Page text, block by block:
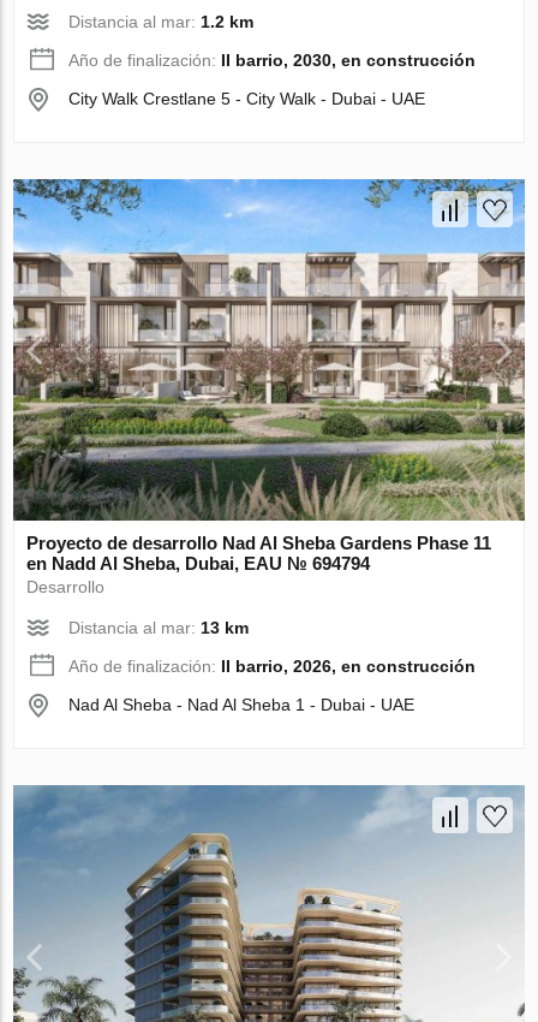
Distancia al mar: 1.2 km
Año de finalización: II barrio, 2030, en construcción
City Walk Crestlane 5 - City Walk - Dubai - UAE
Proyecto de desarrollo Nad Al Sheba Gardens Phase 11
en Nadd Al Sheba, Dubai, EAU № 694794
Desarrollo
Distancia al mar: 13 km
Año de finalización: II barrio, 2026, en construcción
Nad Al Sheba - Nad Al Sheba 1 - Dubai - UAE